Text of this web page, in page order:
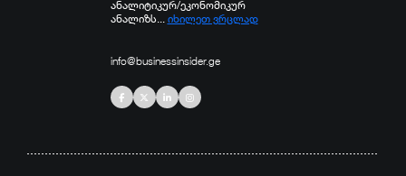
ანალიტიკურ/ეკონომიკურ
ანალიზს... იხილეთ ვრცლად
info@businessinsider.ge